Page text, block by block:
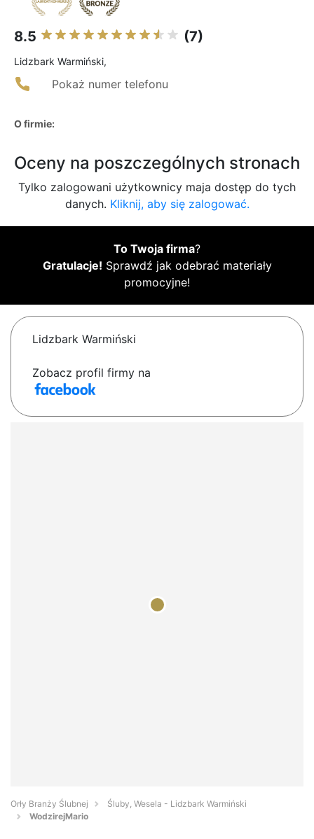
8.5 (7)
Lidzbark Warmiński,
Pokaż numer telefonu
O firmie:
Oceny na poszczególnych stronach
Tylko zalogowani użytkownicy maja dostęp do tych
danych. Kliknij, aby się zalogować.
To Twoja firma?
Gratulacje! Sprawdź jak odebrać materiały
promocyjne!
Lidzbark Warmiński
Zobacz profil firmy na
Orły Branży Ślubnej
Śluby, Wesela - Lidzbark Warmiński
WodzirejMario